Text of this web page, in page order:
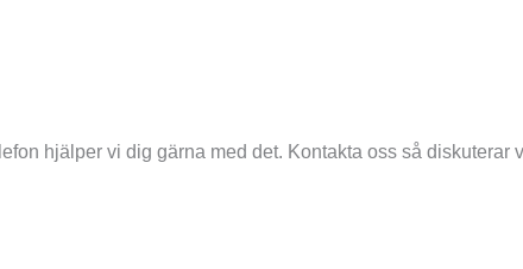
hjälper vi dig gärna med det. Kontakta oss så diskuterar